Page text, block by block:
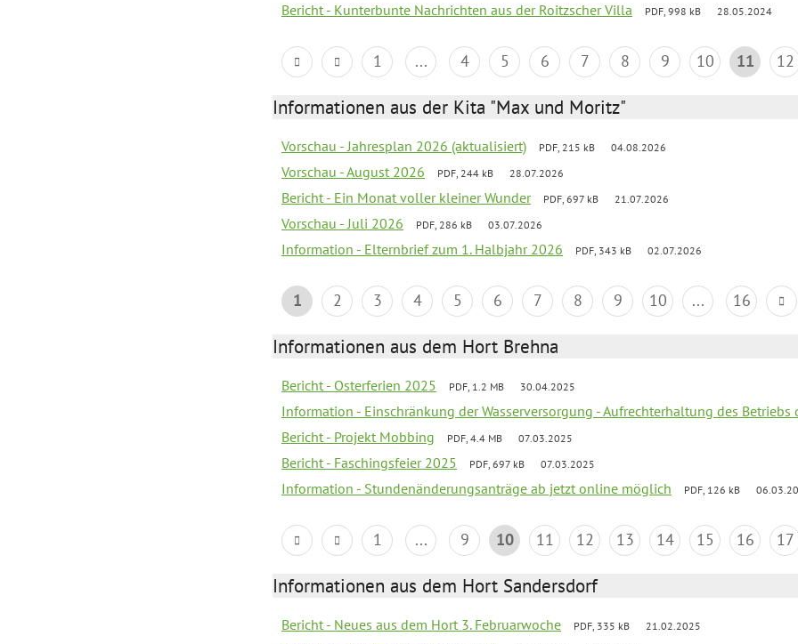
Bericht - Kunterbunte Nachrichten aus der Roitzscher Villa PDF, 998 kB 28.05.2024
1 ... 4 5 6 7 8 9 10 11 12
Informationen aus der Kita "Max und Moritz"
Vorschau - Jahresplan 2026 (aktualisiert) PDF, 215 kB 04.08.2026
Vorschau - August 2026 PDF, 244 kB 28.07.2026
Bericht - Ein Monat voller kleiner Wunder PDF, 697 kB 21.07.2026
Vorschau - Juli 2026 PDF, 286 kB 03.07.2026
Information - Elternbrief zum 1. Halbjahr 2026 PDF, 343 kB 02.07.2026
1 2 3 4 5 6 7 8 9 10 ... 16
Informationen aus dem Hort Brehna
Bericht - Osterferien 2025 PDF, 1.2 MB 30.04.2025
Information - Einschränkung der Wasserversorgung - Aufrechterhaltung des Betriebs
Bericht - Projekt Mobbing
PDF, 4.4 MB 07.03.2025
Bericht - Faschingsfeier 2025 PDF, 697 kB 07.03.2025
Information - Stundenänderungsanträge ab jetzt online möglich PDF, 126 kB
1 ... 9 10 11 12 13 14 15 16 17
Informationen aus dem Hort Sandersdorf
Bericht - Neues aus dem Hort 3. Februarwoche PDF, 335 kB 21.02.2025